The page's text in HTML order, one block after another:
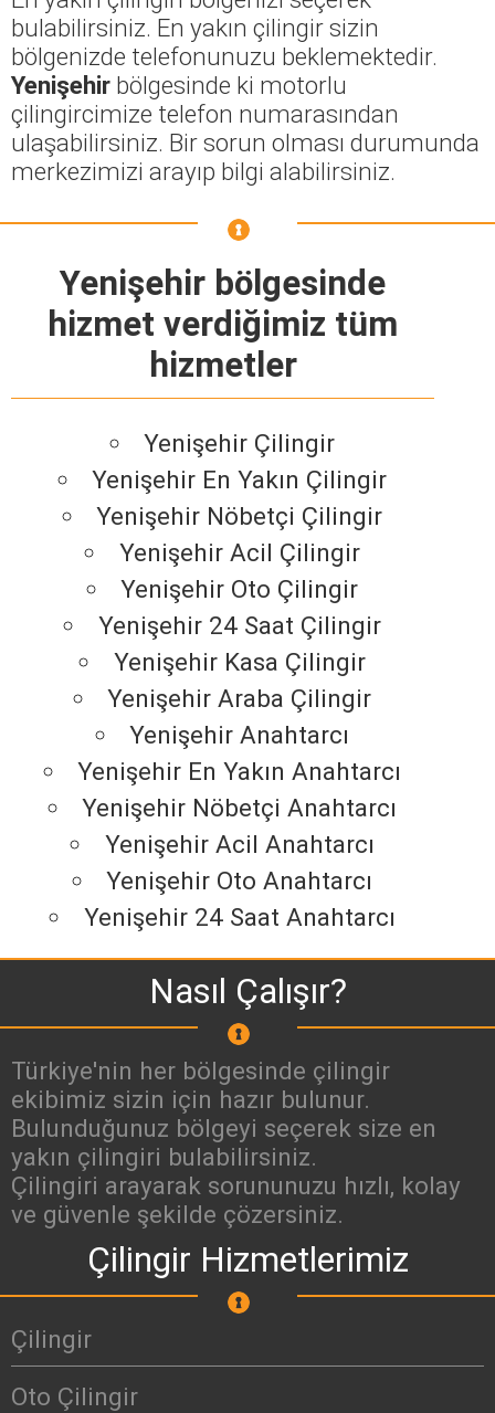
bulabilirsiniz. En yakın çilingir sizin
bölgenizde telefonunuzu beklemektedir.
Yenişehir bölgesinde ki motorlu
çilingircimize telefon numarasından
ulaşabilirsiniz. Bir sorun olması durumunda
merkezimizi arayıp bilgi alabilirsiniz.
Yenişehir bölgesinde
hizmet verdiğimiz tüm
hizmetler
Yenişehir Çilingir
Yenişehir En Yakın Çilingir
Yenişehir Nöbetçi Çilingir
Yenişehir Acil Çilingir
Yenişehir Oto Çilingir
Yenişehir 24 Saat Çilingir
Yenişehir Kasa Çilingir
Yenişehir Araba Çilingir
Yenişehir Anahtarcı
Yenişehir En Yakın Anahtarcı
Yenişehir Nöbetçi Anahtarcı
Yenişehir Acil Anahtarcı
Yenişehir Oto Anahtarcı
Yenişehir 24 Saat Anahtarcı
Nasıl Çalışır?
Türkiye'nin her bölgesinde çilingir
ekibimiz sizin için hazır bulunur.
Bulunduğunuz bölgeyi seçerek size en
yakın çilingiri bulabilirsiniz.
Çilingiri arayarak sorununuzu hızlı, kolay
ve güvenle şekilde çözersiniz.
Çilingir Hizmetlerimiz
Çilingir
Oto Çilingir